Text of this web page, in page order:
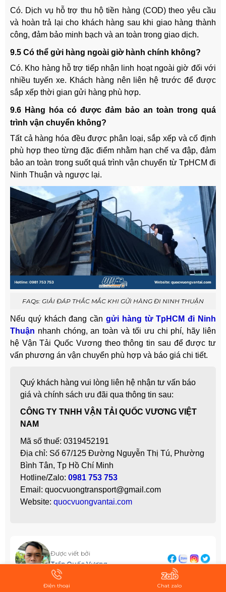
Có. Dịch vụ hỗ trợ thu hộ tiền hàng (COD) theo yêu cầu
và hoàn trả lại cho khách hàng sau khi giao hàng thành
công, đảm bảo minh bạch và an toàn trong giao dịch.
9.5 Có thể gửi hàng ngoài giờ hành chính không?
Có. Kho hàng hỗ trợ tiếp nhận linh hoạt ngoài giờ đối với
nhiều tuyến xe. Khách hàng nên liên hệ trước để được
sắp xếp thời gian gửi hàng phù hợp.
9.6 Hàng hóa có được đảm bảo an toàn trong quá
trình vận chuyển không?
Tất cả hàng hóa đều được phân loại, sắp xếp và cố định
phù hợp theo từng đặc điểm nhằm hạn chế va đập, đảm
bảo an toàn trong suốt quá trình vận chuyển từ TpHCM đi
Ninh Thuận và ngược lại.
FAQs: GIẢI ĐÁP THẮC MẮC KHI GỬI HÀNG ĐI NINH THUẬN
Nếu quý khách đang cần gửi hàng từ TpHCM đi Ninh
Thuận nhanh chóng, an toàn và tối ưu chi phí, hãy liên
hệ Vận Tải Quốc Vương theo thông tin sau để được tư
vấn phương án vận chuyển phù hợp và báo giá chi tiết.
Quý khách hàng vui lòng liên hệ nhận tư vấn báo
giá và chính sách ưu đãi qua thông tin sau:
CÔNG TY TNHH VẬN TẢI QUỐC VƯƠNG VIỆT
NAM
Mã số thuế: 0319452191
Địa chỉ: Số 67/125 Đường Nguyễn Thị Tú, Phường
Bình Tân, Tp Hồ Chí Minh
Hotline/Zalo: 0981 753 753
Email: quocvuongtransport@gmail.com
Website: quocvuongvantai.com
Được viết bởi
Trần Quốc Vương
Điện thoại Chat zalo